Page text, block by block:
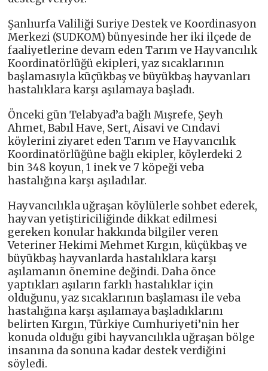
Şanlıurfa Valiliği Suriye Destek ve Koordinasyon
Merkezi (SUDKOM) bünyesinde her iki ilçede de
faaliyetlerine devam eden Tarım ve Hayvancılık
Koordinatörlüğü ekipleri, yaz sıcaklarının
başlamasıyla küçükbaş ve büyükbaş hayvanları
hastalıklara karşı aşılamaya başladı.
Önceki gün Telabyad’a bağlı Mışrefe, Şeyh
Ahmet, Babıl Have, Sert, Aisavi ve Cındavi
köylerini ziyaret eden Tarım ve Hayvancılık
Koordinatörlüğüne bağlı ekipler, köylerdeki 2
bin 348 koyun, 1 inek ve 7 köpeği veba
hastalığına karşı aşıladılar.
Hayvancılıkla uğraşan köylülerle sohbet ederek,
hayvan yetiştiriciliğinde dikkat edilmesi
gereken konular hakkında bilgiler veren
Veteriner Hekimi Mehmet Kırgın, küçükbaş ve
büyükbaş hayvanlarda hastalıklara karşı
aşılamanın önemine değindi. Daha önce
yaptıkları aşıların farklı hastalıklar için
olduğunu, yaz sıcaklarının başlaması ile veba
hastalığına karşı aşılamaya başladıklarını
belirten Kırgın, Türkiye Cumhuriyeti’nin her
konuda olduğu gibi hayvancılıkla uğraşan bölge
insanına da sonuna kadar destek verdiğini
söyledi.